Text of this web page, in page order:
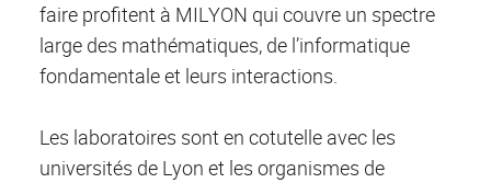
faire profitent à MILYON qui couvre un spectre
large des mathématiques, de l’informatique
fondamentale et leurs interactions.
Les laboratoires sont en cotutelle avec les
universités de Lyon et les organismes de